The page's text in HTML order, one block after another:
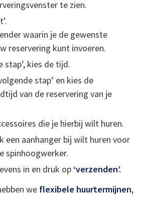
te zien.
waarin je de gewenste
reservering kunt invoeren.
stap’, kies de tijd.
stap’ en kies de
van de reservering van je
die je hierbij wilt huren.
een aanhanger bij wilt huren voor
spinhoogwerker.
in en druk op ‘verzenden’.
we flexibele huurtermijnen,